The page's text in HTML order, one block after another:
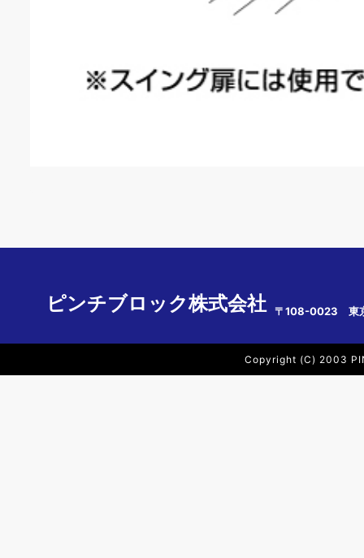
ピンチブロック株式会社 〒108-0023 東
Copyright (C) 2003